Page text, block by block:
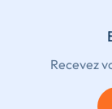
Recevez